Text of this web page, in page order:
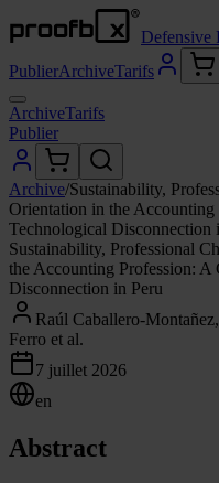
Defensive
PublierArchiveTarifs
ArchiveTarifs
Publier
Archive/Sustainability,
Orientation in the
Technological Disconnection
Sustainability, Professional
the Accounting Profession:
Disconnection in Peru
Raúl Caballero-
Ferro et al.
7 juillet 2026
en
Abstract